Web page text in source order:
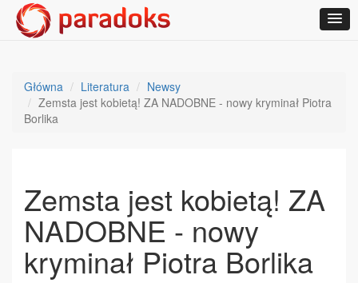
Główna Literatura
Newsy
Zemsta jest kobietą! ZA NADOBNE - nowy kryminał Piotra
Borlika
Zemsta jest kobietą! ZA
NADOBNE - nowy
kryminał Piotra Borlika